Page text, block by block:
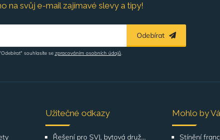
na svůj e-mail zajímavé slevy a tipy!
Odebírat
souhlasíte se zpracováním osobních údajů.
Užitečné odkazy
Řešení pro SVJ, bytová družstva, správu budov
Mohlo by